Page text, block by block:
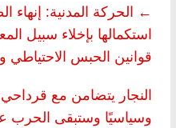
← الحركة المدنية: إنهاء
استكمالها بإخلاء سبيل
قوانين الحبس الاحتياطي
النجار يتضامن مع قرداحي:
وسياسيًا وستبقى الحرب